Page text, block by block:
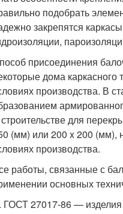
подобрать
закрепятся
присоединения
дома
производства. В
для
(мм) или 200 x 200 (мм),
производства.
работы, связанные с
основных
ГОСТ 27017-86 —